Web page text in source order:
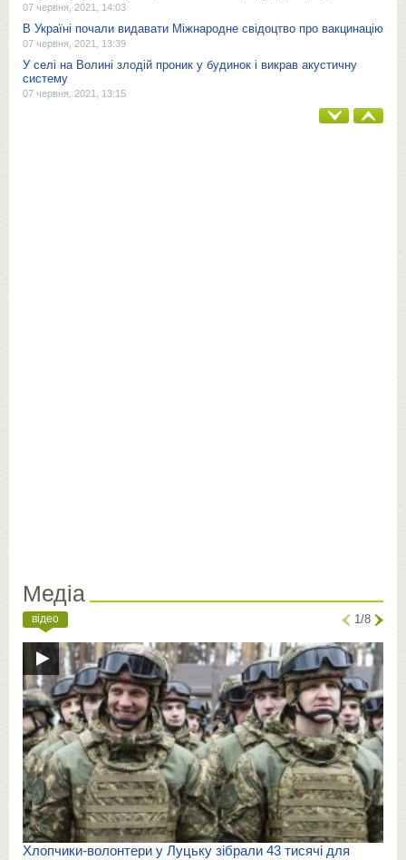
07 червня, 2021, 14:03
В Україні почали видавати Міжнародне свідоцтво про вакцинацію
07 червня, 2021, 13:39
У селі на Волині злодій проник у будинок і викрав акустичну
систему
07 червня, 2021, 13:15
Медіа
відео 1/8
Хлопчики-волонтери у Луцьку зібрали 43 тисячі для